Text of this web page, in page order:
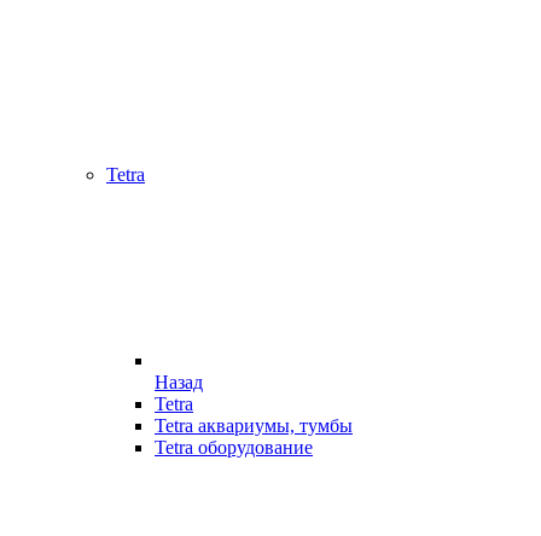
Tetra
Назад
Tetra
Tetra аквариумы, тумбы
Tetra оборудование